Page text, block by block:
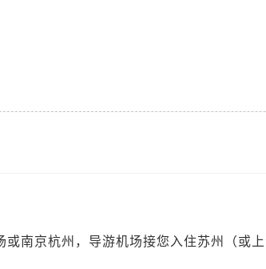
或南京杭州，导游机场接您入住苏州（或上